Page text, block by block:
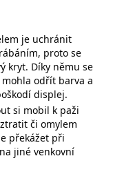
je uchránit
proto se
kryt. Díky němu se
odřít barva a
displej.
si mobil k paži
či omylem
překážet při
jiné venkovní